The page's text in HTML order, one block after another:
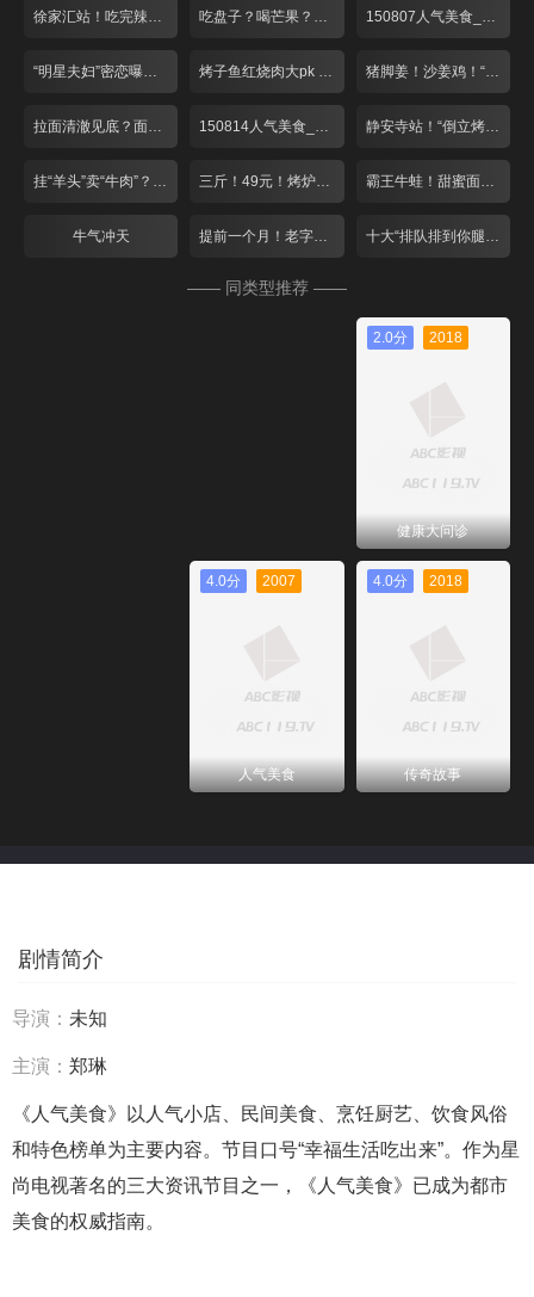
徐家汇站！吃完辣的 来点冰的 吃盘子？喝芒果？夏日里的小清新！ 150807人气美食_001
“明星夫妇”密恋曝光？绝妙搭配酸爽一夏！ 烤子鱼红烧肉大pk 爆笑游戏赢免单！ 猪脚姜！沙姜鸡！“空调病”驱寒气
拉面清澈见底？面包比头大？ 150814人气美食_001 静安寺站！“倒立烤鱼”遇上猫咪蛋糕
挂“羊头”卖“牛肉”？双层火锅大对决！ 三斤！49元！烤炉“蹦”出大牛蛙 霸王牛蛙！甜蜜面包！这个七夕去张江！
牛气冲天 提前一个月！老字号月饼排队忙 十大“排队排到你腿软”餐厅
—— 同类型推荐 ——
2.0分 2018
健康大问诊
4.0分 2007
人气美食
4.0分 2018
传奇故事
剧情简介
导演： 未知
主演： 郑琳
《人气美食》以人气小店、民间美食、烹饪厨艺、饮食风俗
和特色榜单为主要内容。节目口号“幸福生活吃出来”。作为星
尚电视著名的三大资讯节目之一，《人气美食》已成为都市
美食的权威指南。